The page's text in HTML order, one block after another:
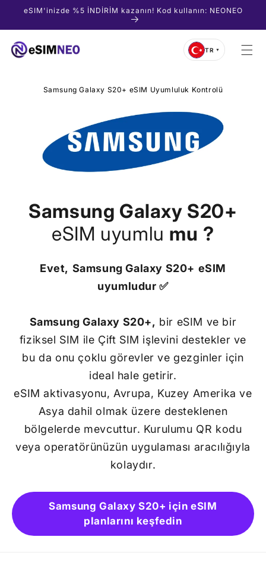
İçeriğe
eSIM'inizde %5 İNDİRİM kazanın! Kod kullanın: NEONEO
TR ▼
Samsung Galaxy S20+ eSIM Uyumluluk Kontrolü
Samsung Galaxy S20+
eSIM uyumlu mu ?
Evet, Samsung Galaxy S20+ eSIM
uyumludur ✅
Samsung Galaxy S20+, bir eSIM ve bir
fiziksel SIM ile Çift SIM işlevini destekler ve
bu da onu çoklu görevler ve gezginler için
ideal hale getirir.
eSIM aktivasyonu, Avrupa, Kuzey Amerika ve
Asya dahil olmak üzere desteklenen
bölgelerde mevcuttur. Kurulumu QR kodu
veya operatörünüzün uygulaması aracılığıyla
kolaydır.
Samsung Galaxy S20+ için eSIM
planlarını keşfedin